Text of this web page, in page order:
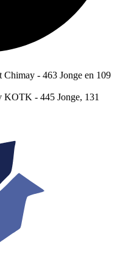
- 463 Jonge en 109
KOTK - 445 Jonge, 131